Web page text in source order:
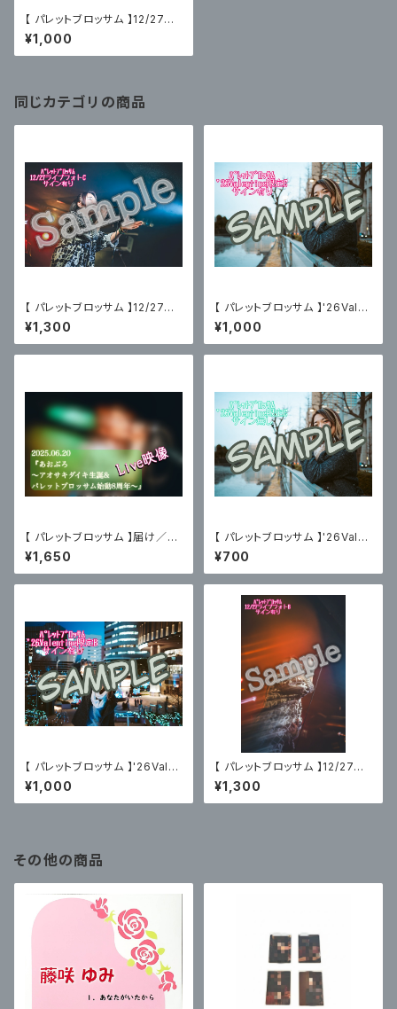
【 パレットブロッサム 】12/27主
催ライブフォトC〈サイン無〉
¥1,000
同じカテゴリの商品
【 パレットブロッサム 】12/27主
催ライブフォトC〈サイン有〉
¥1,300
【 パレットブロッサム 】'26Vale
ntine限定ブロマイドC〈サイン
有〉
¥1,000
【 パレットブロッサム 】届け／あ
おぶろ（2025.06.20）限定ブロ
マイド付
¥1,650
【 パレットブロッサム 】'26Vale
ntine限定ブロマイドC〈サイン
無〉
¥700
【 パレットブロッサム 】'26Vale
ntine限定ブロマイドB〈サイン
有〉
¥1,000
【 パレットブロッサム 】12/27主
催ライブフォトB〈サイン有〉
¥1,300
その他の商品